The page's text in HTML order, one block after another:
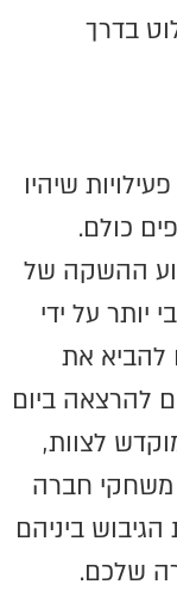
בדרך
שיהיו
כולם.
ההשקה של
על ידי
להביא את
להרצאה ביום
לצוות,
משחקי חברה
ביניהם
שלכם.